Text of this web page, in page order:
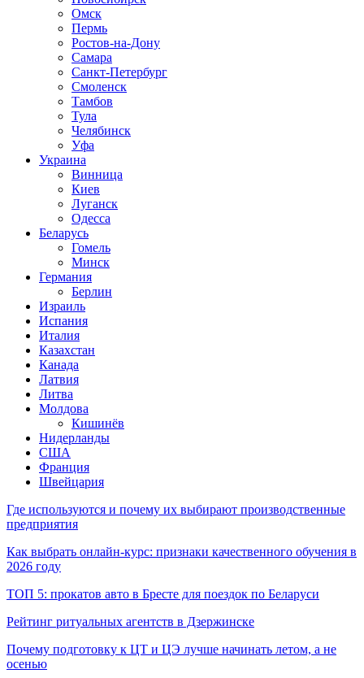
Омск
Пермь
Ростов-на-Дону
Самара
Санкт-Петербург
Смоленск
Тамбов
Тула
Челябинск
Уфа
Украина
Винница
Киев
Луганск
Одесса
Беларусь
Гомель
Минск
Германия
Берлин
Израиль
Испания
Италия
Казахстан
Канада
Латвия
Литва
Молдова
Кишинёв
Нидерланды
США
Франция
Швейцария
Где используются и почему их выбирают производственные
предприятия
Как выбрать онлайн-курс: признаки качественного обучения в
2026 году
ТОП 5: прокатов авто в Бресте для поездок по Беларуси
Рейтинг ритуальных агентств в Дзержинске
Почему подготовку к ЦТ и ЦЭ лучше начинать летом, а не
осенью